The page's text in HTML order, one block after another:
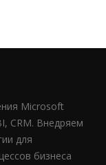
Microsoft
CRM. Внедряем
для
бизнеса